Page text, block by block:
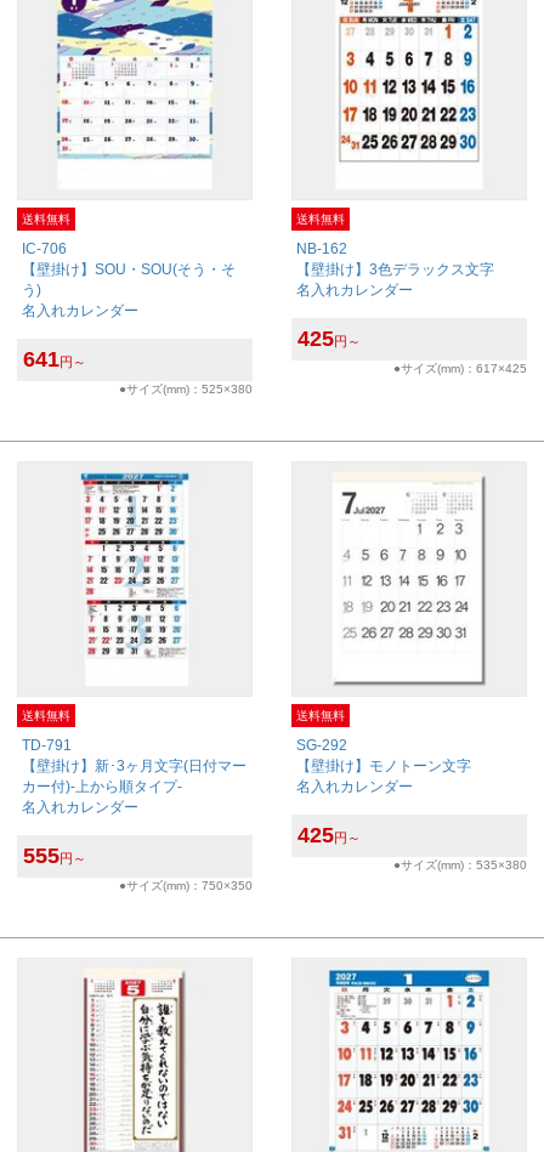
送料無料
IC-706
【壁掛け】SOU・SOU(そう・そ
う)
名入れカレンダー
641円～
●サイズ(mm)：525×380
送料無料
NB-162
【壁掛け】3色デラックス文字
名入れカレンダー
425円～
●サイズ(mm)：617×425
送料無料
TD-791
【壁掛け】新･3ヶ月文字(日付マー
カー付)-上から順タイプ-
名入れカレンダー
555円～
●サイズ(mm)：750×350
送料無料
SG-292
【壁掛け】モノトーン文字
名入れカレンダー
425円～
●サイズ(mm)：535×380